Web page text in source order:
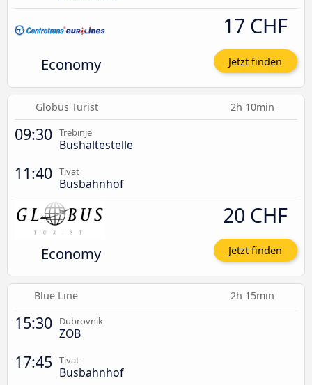
Economy
17 CHF
Jetzt finden
Globus Turist 2h 10min
09:30 Trebinje
Bushaltestelle
11:40 Tivat
Busbahnhof
Economy
20 CHF
Jetzt finden
Blue Line 2h 15min
15:30 Dubrovnik
ZOB
17:45 Tivat
Busbahnhof